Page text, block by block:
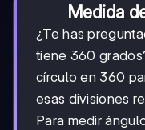
Medida
¿Te has
tiene 360
círculo en 360
esas divisiones
Para medir